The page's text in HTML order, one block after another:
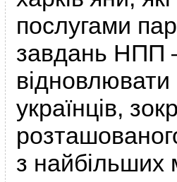
послугами
завдань НПП
відновлювати
українців,
з найбільших